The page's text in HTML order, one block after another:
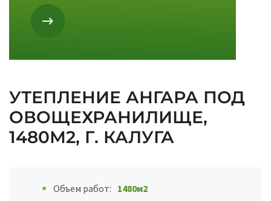
УТЕПЛЕНИЕ АНГАРА ПОД
ОВОЩЕХРАНИЛИЩЕ,
1480М2, Г. КАЛУГА
Объем работ: 1480м2